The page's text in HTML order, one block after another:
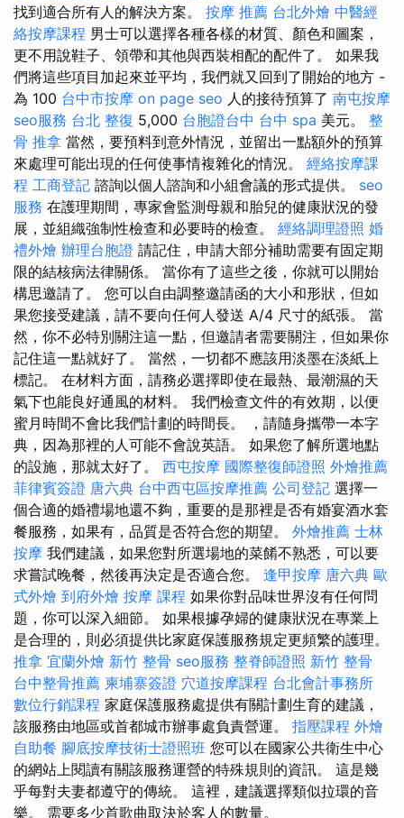
找到適合所有人的解決方案。 按摩 推薦 台北外燴 中醫經
絡按摩課程 男士可以選擇各種各樣的材質、顏色和圖案，
更不用說鞋子、領帶和其他與西裝相配的配件了。 如果我
們將這些項目加起來並平均，我們就又回到了開始的地方 -
為 100 台中市按摩 on page seo 人的接待預算了 南屯按摩
seo服務 台北 整復 5,000 台胞證台中 台中 spa 美元。 整
骨 推拿 當然，要預料到意外情況，並留出一點額外的預算
來處理可能出現的任何使事情複雜化的情況。 經絡按摩課
程 工商登記 諮詢以個人諮詢和小組會議的形式提供。 seo
服務 在護理期間，專家會監測母親和胎兒的健康狀況的發
展，並組織強制性檢查和必要時的檢查。 經絡調理證照 婚
禮外燴 辦理台胞證 請記住，申請大部分補助需要有固定期
限的結核病法律關係。 當你有了這些之後，你就可以開始
構思邀請了。 您可以自由調整邀請函的大小和形狀，但如
果您接受建議，請不要向任何人發送 A/4 尺寸的紙張。 當
然，你不必特別關注這一點，但邀請者需要關注，但如果你
記住這一點就好了。 當然，一切都不應該用淡墨在淡紙上
標記。 在材料方面，請務必選擇即使在最熱、最潮濕的天
氣下也能良好通風的材料。 我們檢查文件的有效期，以便
蜜月時間不會比我們計劃的時間長。 ，請隨身攜帶一本字
典，因為那裡的人可能不會說英語。 如果您了解所選地點
的設施，那就太好了。 西屯按摩 國際整復師證照 外燴推薦
菲律賓簽證 唐六典 台中西屯區按摩推薦 公司登記 選擇一
個合適的婚禮場地還不夠，重要的是那裡是否有婚宴酒水套
餐服務，如果有，品質是否符合您的期望。 外燴推薦 士林
按摩 我們建議，如果您對所選場地的菜餚不熟悉，可以要
求嘗試晚餐，然後再決定是否適合您。 逢甲按摩 唐六典 歐
式外燴 到府外燴 按摩 課程 如果你對品味世界沒有任何問
題，你可以深入細節。 如果根據孕婦的健康狀況在專業上
是合理的，則必須提供比家庭保護服務規定更頻繁的護理。
推拿 宜蘭外燴 新竹 整骨 seo服務 整脊師證照 新竹 整骨
台中整骨推薦 柬埔寨簽證 穴道按摩課程 台北會計事務所
數位行銷課程 家庭保護服務處提供有關計劃生育的建議，
該服務由地區或首都城市辦事處負責營運。 指壓課程 外燴
自助餐 腳底按摩技術士證照班 您可以在國家公共衛生中心
的網站上閱讀有關該服務運營的特殊規則的資訊。 這是幾
乎每對夫妻都遵守的傳統。 這裡，建議選擇類似拉環的音
樂。 需要多少首歌曲取決於客人的數量。